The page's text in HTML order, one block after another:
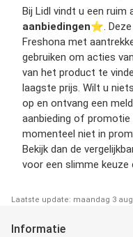
Bij Lidl vindt u een ruim
aanbiedingen⭐️.
Freshona met
gebruiken om acties
van het product te
laagste prijs. Wilt u
op en ontvang een
aanbieding of
momenteel niet in
Bekijk dan de
voor een slimme keuze
Laatste update: maandag 3
Informatie